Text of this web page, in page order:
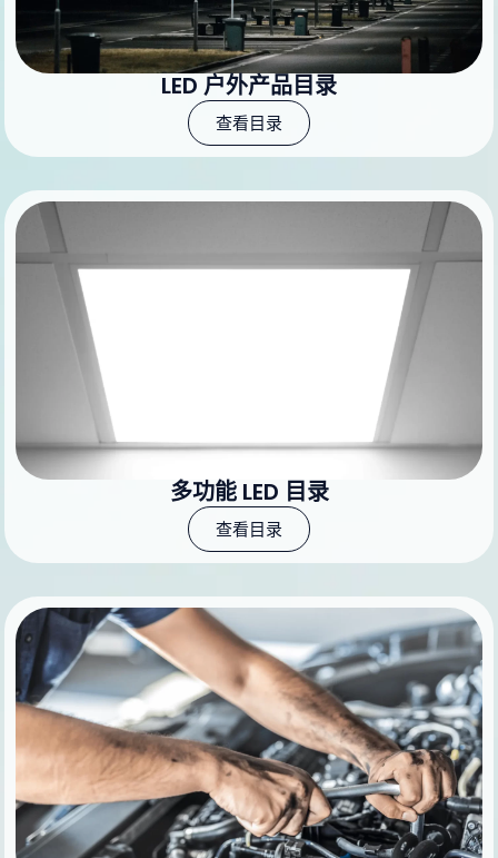
LED 户外产品目录
查看目录
多功能 LED 目录
查看目录